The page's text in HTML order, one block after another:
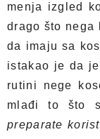
menja izgled
drago što nega
da imaju sa
istakao je da
rutini nege
mlađi to što
preparate